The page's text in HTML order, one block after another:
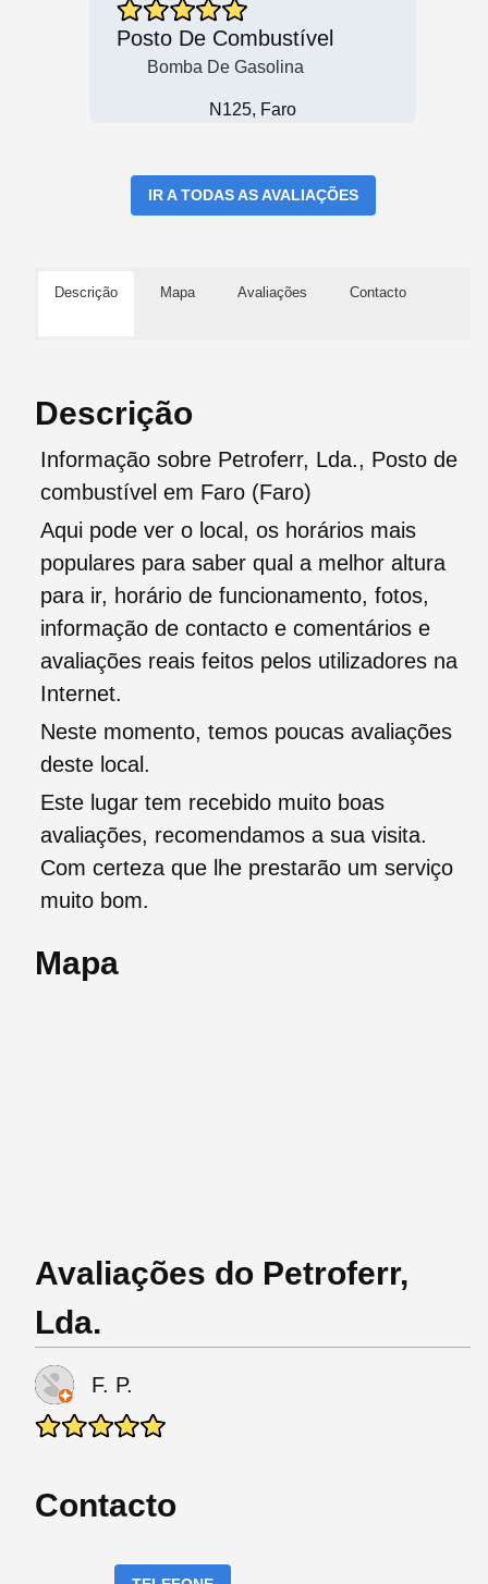
Posto De Combustível
Bomba De Gasolina
N125, Faro
IR A TODAS AS AVALIAÇÕES
Descrição Mapa Avaliações Contacto
Descrição
Informação sobre Petroferr, Lda., Posto de
combustível em Faro (Faro)
Aqui pode ver o local, os horários mais
populares para saber qual a melhor altura
para ir, horário de funcionamento, fotos,
informação de contacto e comentários e
avaliações reais feitos pelos utilizadores na
Internet.
Neste momento, temos poucas avaliações
deste local.
Este lugar tem recebido muito boas
avaliações, recomendamos a sua visita.
Com certeza que lhe prestarão um serviço
muito bom.
Mapa
Avaliações do Petroferr,
Lda.
F. P.
Contacto